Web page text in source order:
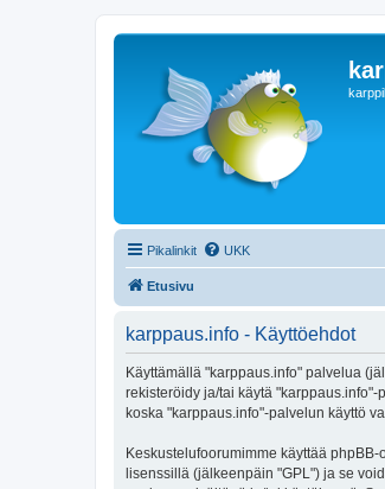
Pikalinkit UKK
Etusivu
karppaus.info - Käyttöehdot
Käyttämällä "karppaus.info" palvelua
rekisteröidy ja/tai käytä
koska "karppaus.info"-palvelun käyttö
Keskustelufoorumimme käyttää
lisenssillä (jälkeenpäin "GPL") ja se